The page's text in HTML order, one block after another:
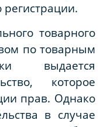
регистрации.
товарного
по товарным
выдается
которое
прав. Однако
в случае